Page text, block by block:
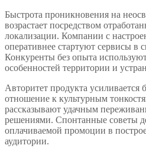
Быстрота проникновения на
возрастает посредством
локализации. Компании с
оперативнее стартуют сервисы в
Конкуренты без опыта
особенностей территории и
Авторитет продукта усиливается
отношение к культурным
рассказывают удачным
решениями. Спонтанные советы
оплачиваемой промоции в
аудитории.